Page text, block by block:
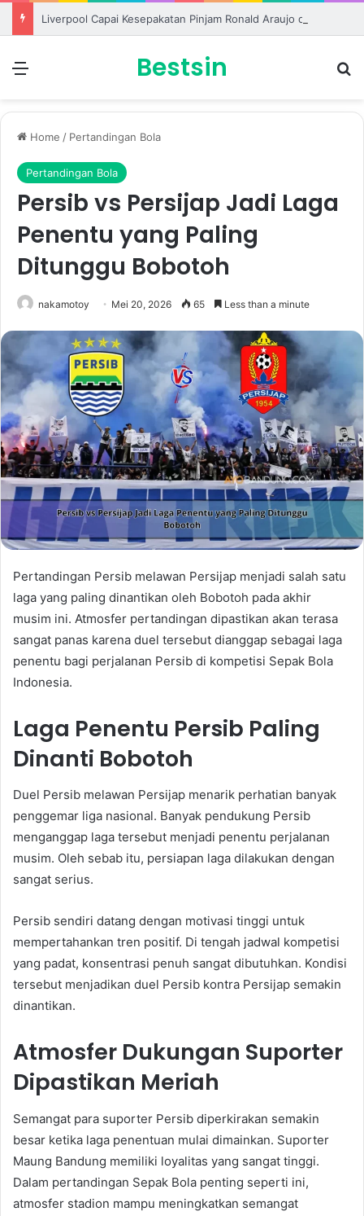
Bestsin
Home / Pertandingan Bola
Pertandingan Bola
Persib vs Persijap Jadi Laga
Penentu yang Paling
Ditunggu Bobotoh
nakamotoy Mei 20, 2026 65 Less than a minute
Pertandingan Persib melawan Persijap menjadi salah satu
laga yang paling dinantikan oleh Bobotoh pada akhir
musim ini. Atmosfer pertandingan dipastikan akan terasa
sangat panas karena duel tersebut dianggap sebagai laga
penentu bagi perjalanan Persib di kompetisi Sepak Bola
Indonesia.
Laga Penentu Persib Paling
Dinanti Bobotoh
Duel Persib melawan Persijap menarik perhatian banyak
penggemar liga nasional. Banyak pendukung Persib
menganggap laga tersebut menjadi penentu perjalanan
musim. Oleh sebab itu, persiapan laga dilakukan dengan
sangat serius.
Persib sendiri datang dengan motivasi tinggi untuk
mempertahankan tren positif. Di tengah jadwal kompetisi
yang padat, konsentrasi penuh sangat dibutuhkan. Kondisi
tersebut menjadikan duel Persib kontra Persijap semakin
dinantikan.
Atmosfer Dukungan Suporter
Dipastikan Meriah
Semangat para suporter Persib diperkirakan semakin
besar ketika laga penentuan mulai dimainkan. Suporter
Maung Bandung memiliki loyalitas yang sangat tinggi.
Dalam pertandingan Sepak Bola penting seperti ini,
atmosfer stadion mampu meningkatkan semangat